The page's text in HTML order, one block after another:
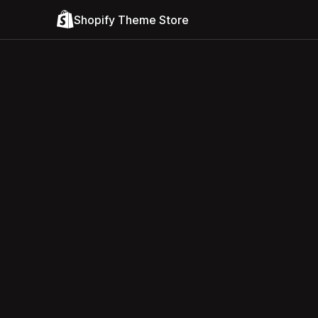
Shopify Theme Store